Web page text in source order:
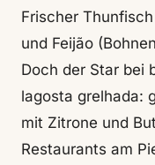
Frischer
und Feijão
Doch der Star bei
lagosta grelhada:
mit Zitrone und
Restaurants am